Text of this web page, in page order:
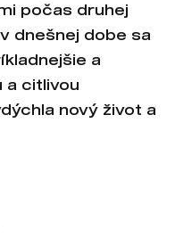
počas druhej
dnešnej dobe sa
a
a citlivou
nový život a